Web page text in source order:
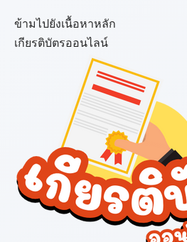
ข้ามไปยังเนื้อหาหลัก
เกียรติบัตรออนไลน์